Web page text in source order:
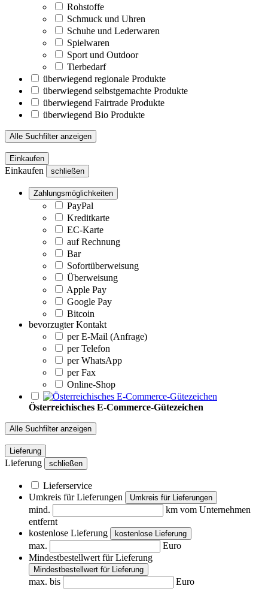
Rohstoffe
Schmuck und Uhren
Schuhe und Lederwaren
Spielwaren
Sport und Outdoor
Tierbedarf
überwiegend regionale Produkte
überwiegend selbstgemachte Produkte
überwiegend Fairtrade Produkte
überwiegend Bio Produkte
Alle Suchfilter anzeigen
Einkaufen
Einkaufen schließen
Zahlungsmöglichkeiten
PayPal
Kreditkarte
EC-Karte
auf Rechnung
Bar
Sofortüberweisung
Überweisung
Apple Pay
Google Pay
Bitcoin
bevorzugter Kontakt
per E-Mail (Anfrage)
per Telefon
per WhatsApp
per Fax
Online-Shop
Österreichisches E-Commerce-Gütezeichen
Alle Suchfilter anzeigen
Lieferung
Lieferung schließen
Lieferservice
Umkreis für Lieferungen
Umkreis für Lieferungen
mind.
km vom Unternehmen
entfernt
kostenlose Lieferung
kostenlose Lieferung
max.
Euro
Mindestbestellwert für Lieferung
Mindestbestellwert für Lieferung
max. bis
Euro